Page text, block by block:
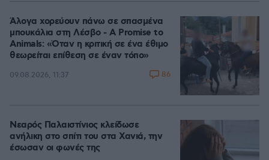
Άλογα χορεύουν πάνω σε σπασμένα
μπουκάλια στη Λέσβο - A Promise to
Animals: «Όταν η κριτική σε ένα έθιμο
θεωρείται επίθεση σε έναν τόπο»
09.08.2026, 11:37 86
Νεαρός Παλαιστίνιος κλείδωσε
ανήλικη στο σπίτι του στα Χανιά, την
έσωσαν οι φωνές της